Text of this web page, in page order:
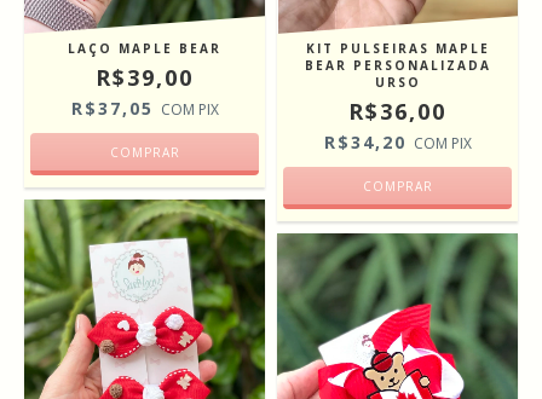
LAÇO MAPLE BEAR
R$39,00
R$37,05 COM PIX
KIT PULSEIRAS MAPLE
BEAR PERSONALIZADA
URSO
R$36,00
R$34,20 COM PIX